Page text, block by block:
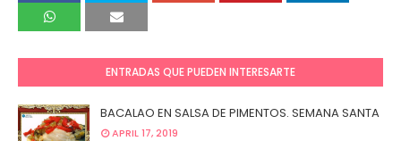
ENTRADAS QUE PUEDEN INTERESARTE
BACALAO EN SALSA DE PIMENTOS. SEMANA SANTA
APRIL 17, 2019